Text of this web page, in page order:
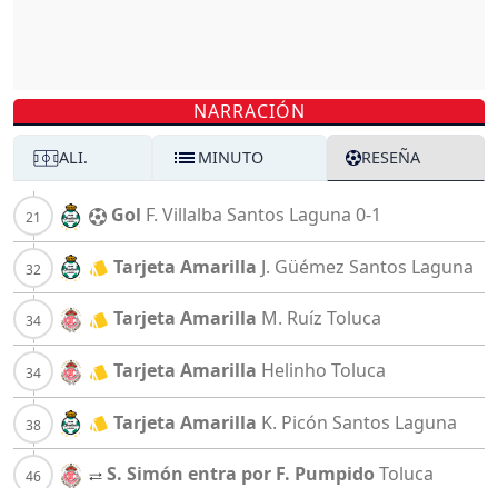
NARRACIÓN
ALI. MINUTO RESEÑA
Gol F. Villalba Santos Laguna 0-1
Tarjeta Amarilla J. Güémez Santos Laguna
Tarjeta Amarilla M. Ruíz Toluca
Tarjeta Amarilla Helinho Toluca
Tarjeta Amarilla K. Picón Santos Laguna
S. Simón entra por F. Pumpido Toluca